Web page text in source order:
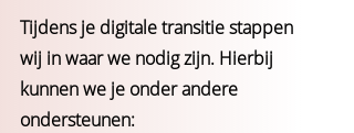
Tijdens je digitale transitie stappen
wij in waar we nodig zijn. Hierbij
kunnen we je onder andere
ondersteunen: